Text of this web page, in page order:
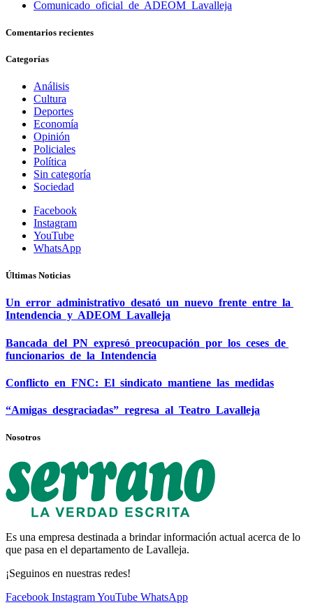
Comunicado oficial de ADEOM Lavalleja
Comentarios recientes
Categorías
Análisis
Cultura
Deportes
Economía
Opinión
Policiales
Política
Sin categoría
Sociedad
Facebook
Instagram
YouTube
WhatsApp
Últimas Noticias
Un error administrativo desató un nuevo frente entre la
Intendencia y ADEOM Lavalleja
Bancada del PN expresó preocupación por los ceses de
funcionarios de la Intendencia
Conflicto en FNC: El sindicato mantiene las medidas
“Amigas desgraciadas” regresa al Teatro Lavalleja
Nosotros
Es una empresa destinada a brindar información actual acerca de lo
que pasa en el departamento de Lavalleja.
¡Seguinos en nuestras redes!
Facebook InstagramYouTube WhatsApp